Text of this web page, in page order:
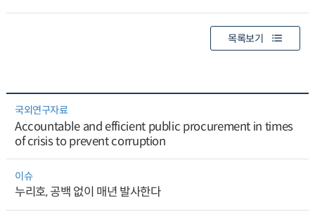
목록보기
국외연구자료
Accountable and efficient public procurement in times
of crisis to prevent corruption
이슈
누리호, 공백 없이 매년 발사한다